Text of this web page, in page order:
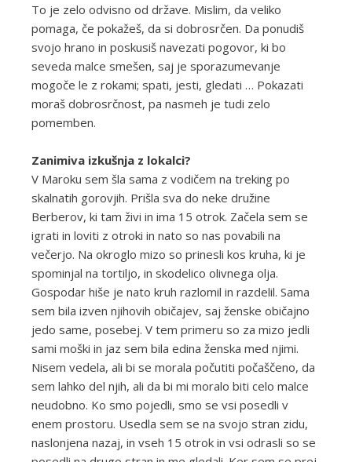
To je zelo odvisno od države. Mislim, da veliko
pomaga, če pokažeš, da si dobrosrčen. Da ponudiš
svojo hrano in poskusiš navezati pogovor, ki bo
seveda malce smešen, saj je sporazumevanje
mogoče le z rokami; spati, jesti, gledati … Pokazati
moraš dobrosrčnost, pa nasmeh je tudi zelo
pomemben.
Zanimiva izkušnja z lokalci?
V Maroku sem šla sama z vodičem na treking po
skalnatih gorovjih. Prišla sva do neke družine
Berberov, ki tam živi in ima 15 otrok. Začela sem se
igrati in loviti z otroki in nato so nas povabili na
večerjo. Na okroglo mizo so prinesli kos kruha, ki je
spominjal na tortiljo, in skodelico olivnega olja.
Gospodar hiše je nato kruh razlomil in razdelil. Sama
sem bila izven njihovih običajev, saj ženske običajno
jedo same, posebej. V tem primeru so za mizo jedli
sami moški in jaz sem bila edina ženska med njimi.
Nisem vedela, ali bi se morala počutiti počaščeno, da
sem lahko del njih, ali da bi mi moralo biti celo malce
neudobno. Ko smo pojedli, smo se vsi posedli v
enem prostoru. Usedla sem se na svojo stran zidu,
naslonjena nazaj, in vseh 15 otrok in vsi odrasli so se